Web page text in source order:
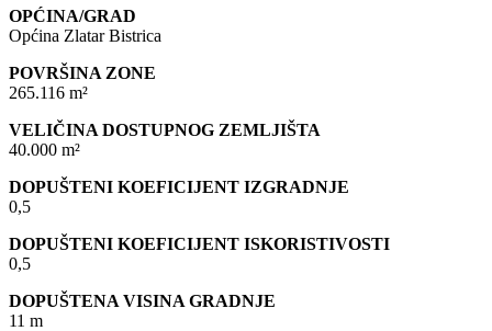
OPĆINA/GRAD
Općina Zlatar Bistrica
POVRŠINA ZONE
265.116 m²
VELIČINA DOSTUPNOG ZEMLJIŠTA
40.000 m²
DOPUŠTENI KOEFICIJENT IZGRADNJE
0,5
DOPUŠTENI KOEFICIJENT ISKORISTIVOSTI
0,5
DOPUŠTENA VISINA GRADNJE
11 m